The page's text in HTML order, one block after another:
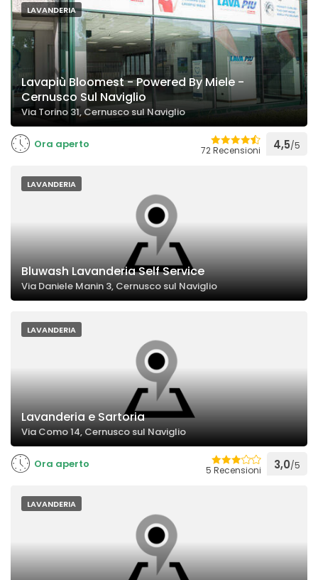
LAVANDERIA
Lavapiù Bloomest - Powered By Miele -
Cernusco Sul Naviglio
Via Torino 31, Cernusco sul Naviglio
Ora aperto 72 Recensioni 4,5/5
LAVANDERIA
Bluwash Lavanderia Self Service
Via Daniele Manin 3, Cernusco sul Naviglio
LAVANDERIA
Lavanderia e Sartoria
Via Como 14, Cernusco sul Naviglio
Ora aperto 5 Recensioni 3,0/5
LAVANDERIA